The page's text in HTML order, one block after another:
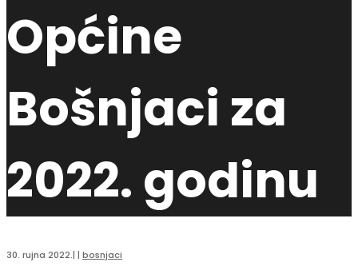
Općine
Bošnjaci za
2022. godinu
30. rujna 2022.| | bosnjaci